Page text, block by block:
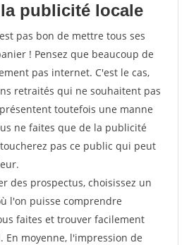
publicité locale
pas bon de mettre tous ses
! Pensez que beaucoup de
pas internet. C'est le cas,
retraités qui ne souhaitent pas
toutefois une manne
ne faites que de la publicité
pas ce public qui peut
des prospectus, choisissez un
l'on puisse comprendre
faites et trouver facilement
En moyenne, l'impression de